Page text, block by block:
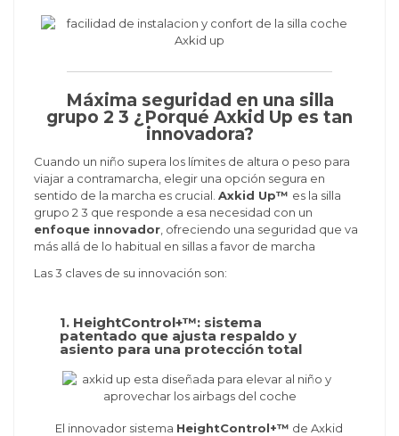
Máxima seguridad en una silla
grupo 2 3 ¿Porqué Axkid Up es tan
innovadora?
Cuando un niño supera los límites de altura o peso para
viajar a contramarcha, elegir una opción segura en
sentido de la marcha es crucial. Axkid Up™ es la silla
grupo 2 3 que responde a esa necesidad con un
enfoque innovador, ofreciendo una seguridad que va
más allá de lo habitual en sillas a favor de marcha
Las 3 claves de su innovación son:
1. HeightControl+™: sistema
patentado que ajusta respaldo y
asiento para una protección total
El innovador sistema HeightControl+™ de Axkid